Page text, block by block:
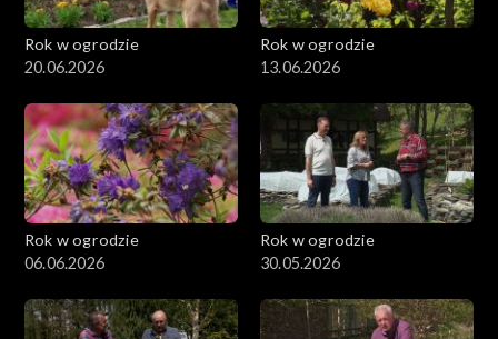
Rok w ogrodzie
20.06.2026
Rok w ogrodzie
13.06.2026
Rok w ogrodzie
06.06.2026
Rok w ogrodzie
30.05.2026